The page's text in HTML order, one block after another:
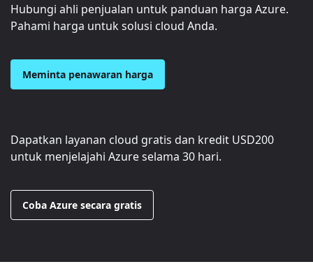
Hubungi ahli penjualan untuk panduan harga Azure.
Pahami harga untuk solusi cloud Anda.
Meminta penawaran harga
Dapatkan layanan cloud gratis dan kredit USD200
untuk menjelajahi Azure selama 30 hari.
Coba Azure secara gratis